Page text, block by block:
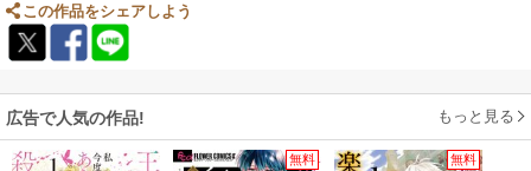
この作品をシェアしよう
広告で人気の作品! もっと見る
無料 無料